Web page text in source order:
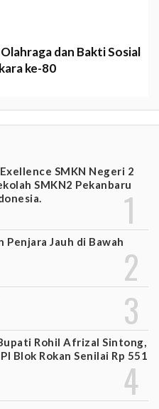
dan Bakti Sosial
ke-80
SMKN Negeri 2
SMKN2 Pekanbaru
Jauh di Bawah
Rohil Afrizal Sintong,
Blok Rokan Senilai Rp 551